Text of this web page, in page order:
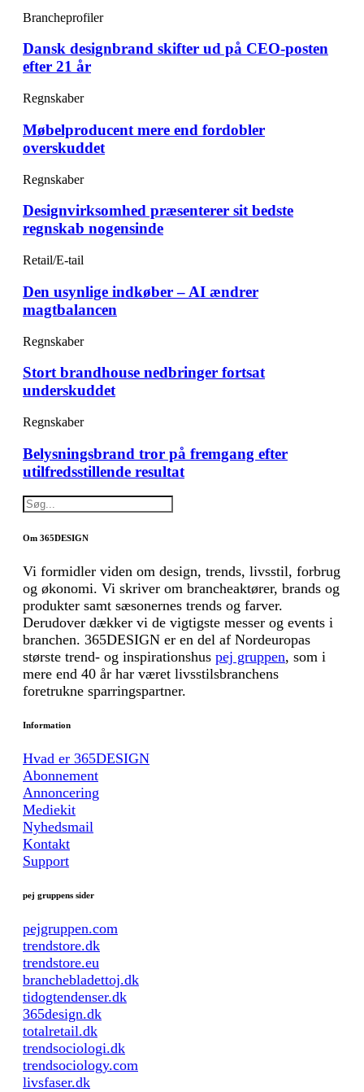
Brancheprofiler
Dansk designbrand skifter ud på CEO-posten
efter 21 år
Regnskaber
Møbelproducent mere end fordobler
overskuddet
Regnskaber
Designvirksomhed præsenterer sit bedste
regnskab nogensinde
Retail/E-tail
Den usynlige indkøber – AI ændrer
magtbalancen
Regnskaber
Stort brandhouse nedbringer fortsat
underskuddet
Regnskaber
Belysningsbrand tror på fremgang efter
utilfredsstillende resultat
Om 365DESIGN
Vi formidler viden om design, trends, livsstil, forbrug
og økonomi. Vi skriver om brancheaktører, brands og
produkter samt sæsonernes trends og farver.
Derudover dækker vi de vigtigste messer og events i
branchen. 365DESIGN er en del af Nordeuropas
største trend- og inspirationshus pej gruppen, som i
mere end 40 år har været livsstilsbranchens
foretrukne sparringspartner.
Information
Hvad er 365DESIGN
Abonnement
Annoncering
Mediekit
Nyhedsmail
Kontakt
Support
pej gruppens sider
pejgruppen.com
trendstore.dk
trendstore.eu
branchebladettoj.dk
tidogtendenser.dk
365design.dk
totalretail.dk
trendsociologi.dk
trendsociology.com
livsfaser.dk